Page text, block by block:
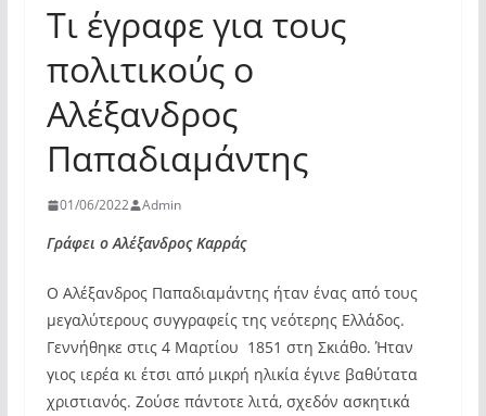
Tι έγραφε για τους
πολιτικούς ο
Αλέξανδρος
Παπαδιαμάντης
01/06/2022 Admin
Γράφει ο Αλέξανδρος Καρράς
Ο Αλέξανδρος Παπαδιαμάντης ήταν ένας από τους
μεγαλύτερους συγγραφείς της νεότερης Ελλάδος.
Γεννήθηκε στις 4 Μαρτίου 1851 στη Σκιάθο. Ήταν
γιος ιερέα κι έτσι από μικρή ηλικία έγινε βαθύτατα
χριστιανός. Ζούσε πάντοτε λιτά, σχεδόν ασκητικά